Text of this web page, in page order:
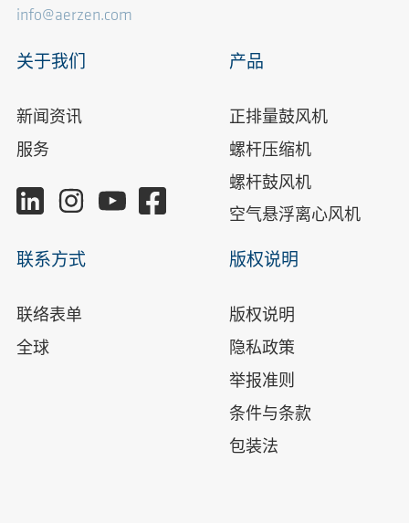
info@aerzen.com
关于我们
新闻资讯
服务
产品
正排量鼓风机
螺杆压缩机
螺杆鼓风机
空气悬浮离心风机
联系方式
联络表单
全球
版权说明
版权说明
隐私政策
举报准则
条件与条款
包装法